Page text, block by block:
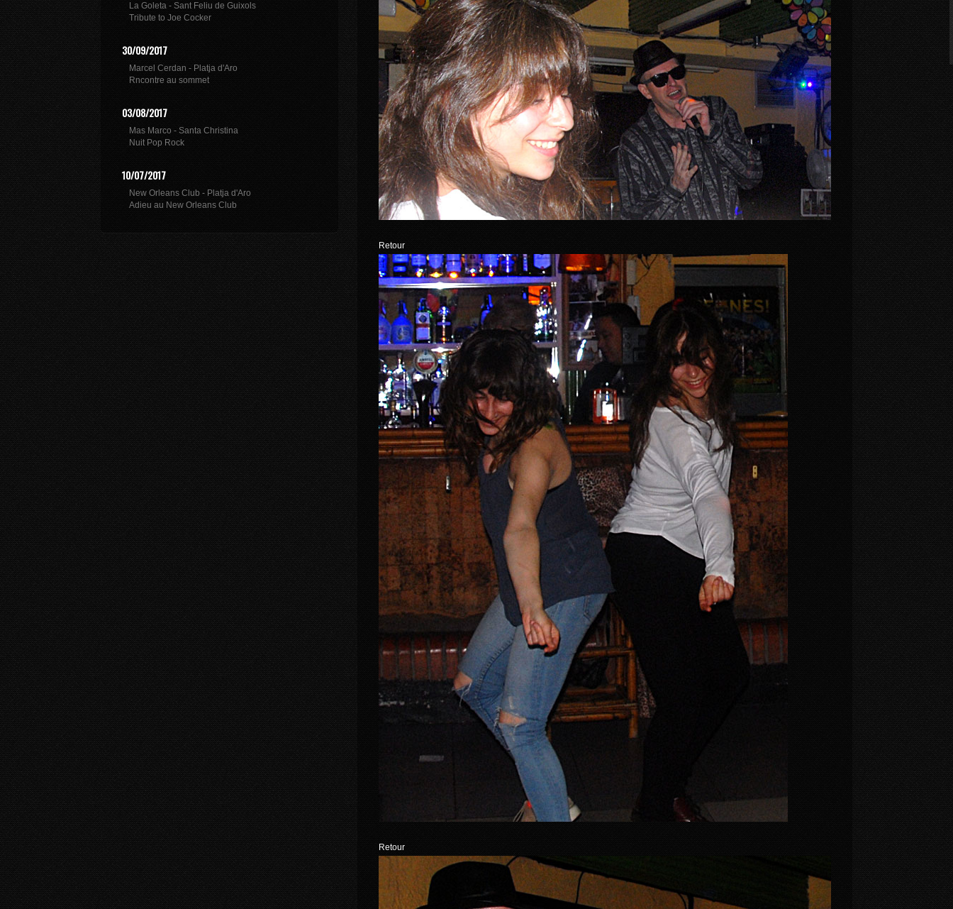
La Goleta - Sant Feliu de Guixols
Tribute to Joe Cocker
30/09/2017
Marcel Cerdan - Platja d'Aro
Rncontre au sommet
03/08/2017
Mas Marco - Santa Christina
Nuit Pop Rock
10/07/2017
New Orleans Club - Platja d'Aro
Adieu au New Orleans Club
Retour
Retour